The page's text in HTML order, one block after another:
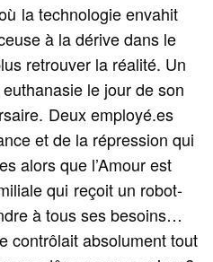
la technologie envahit
à la dérive dans le
retrouver la réalité. Un
le jour de son
Deux employé.es
et de la répression qui
alors que l’Amour est
qui reçoit un robot-
à tous ses besoins…
contrôlait absolument tout